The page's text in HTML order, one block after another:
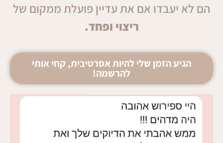
הם לא יעבדו אם את עדיין פועלת ממקום של
ריצוי ופחד.
הגיע הזמן שלי להיות אסרטיבית, קחי אותי
להרשמה!